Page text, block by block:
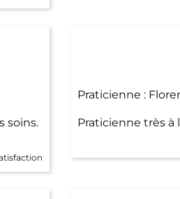
soins.
Praticienne :
Praticienne très à